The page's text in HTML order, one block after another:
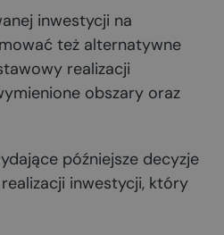
inwestycji na
też alternatywne
realizacji
obszary oraz
późniejsze decyzje
inwestycji, który